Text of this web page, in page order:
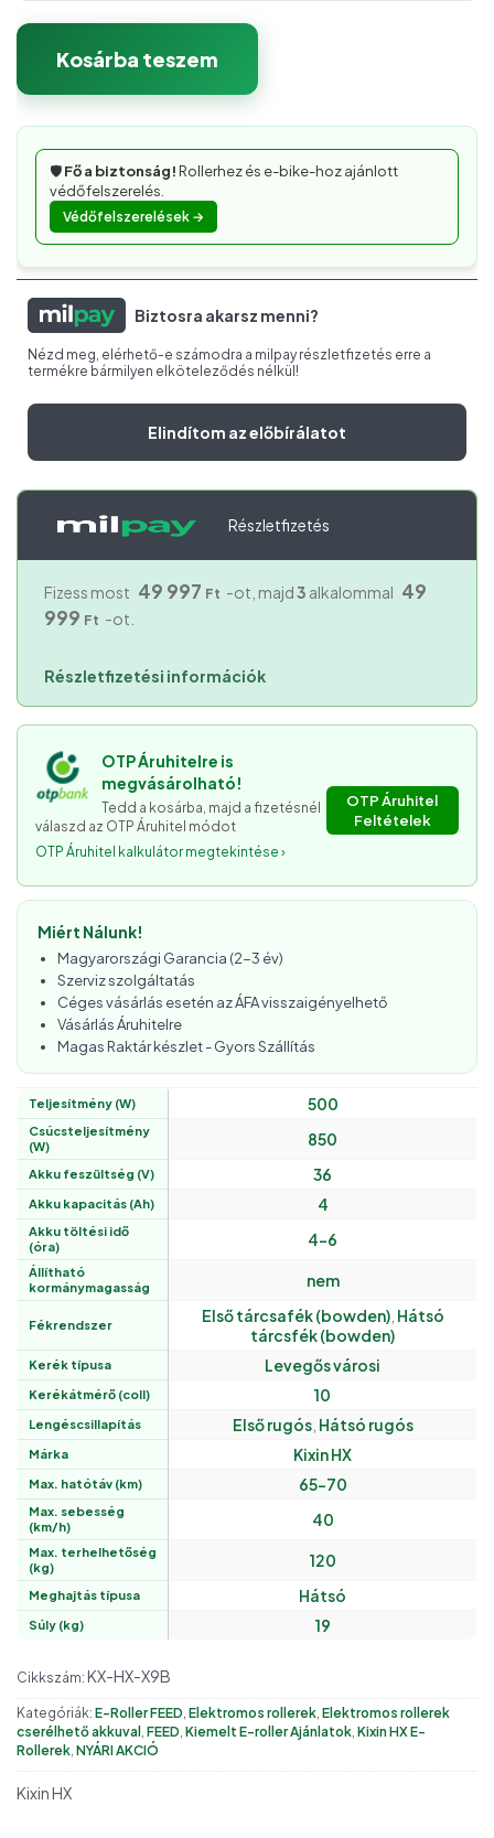
Kosárba teszem
🛡️Fő a biztonság! Rollerhez és e-bike-hoz ajánlott
védőfelszerelés.
Védőfelszerelések →
Biztosra akarsz menni?
Nézd meg, elérhető-e számodra a milpay részletfizetés erre a
termékre bármilyen elköteleződés nélkül!
Elindítom az előbírálatot
Részletfizetés
Fizess most 49 997 Ft -ot, majd3 alkalommal 49
999 Ft -ot.
Részletfizetési információk
OTP Áruhitelre is
megvásárolható!
Tedd a kosárba, majd a fizetésnél
válaszd az OTP Áruhitel módot
OTP Áruhitel kalkulátor megtekintése ›
OTP Áruhitel
Feltételek
Miért Nálunk!
Magyarországi Garancia (2-3 év)
Szerviz szolgáltatás
Céges vásárlás esetén az ÁFA visszaigényelhető
Vásárlás Áruhitelre
Magas Raktár készlet - Gyors Szállítás
Teljesítmény (W) 500
Csúcsteljesítmény
(W)
850
Akku feszültség (V) 36
Akku kapacitás (Ah) 4
Akku töltési idő
(óra)
4-6
Állítható
kormánymagasság
nem
Fékrendszer Első tárcsafék (bowden), Hátsó
tárcsfék (bowden)
Kerék típusa Levegős városi
Kerékátmérő (coll) 10
Lengéscsillapítás Első rugós, Hátsó rugós
Márka Kixin HX
Max. hatótáv (km) 65-70
Max. sebesség
(km/h)
40
Max. terhelhetőség
(kg)
120
Meghajtás típusa Hátsó
Súly (kg) 19
Cikkszám: KX-HX-X9B
Kategóriák: E-Roller FEED, Elektromos rollerek, Elektromos rollerek
cserélhető akkuval , FEED, Kiemelt E-roller Ajánlatok, Kixin HX E-
Rollerek, NYÁRI AKCIÓ
Kixin HX